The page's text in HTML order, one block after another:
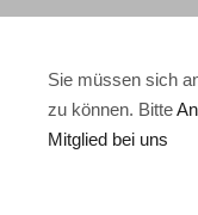
Sie müssen sich
zu können. Bitte
Mitglied bei uns